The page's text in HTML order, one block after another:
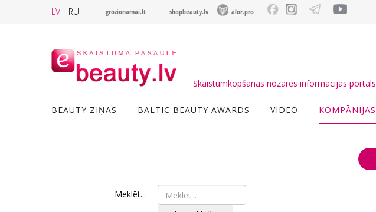
LV RU grozionamai.lt shopbeauty.lv alor.pro
Skaistumkopšanas nozares informācijas portāls
BEAUTY ZIŅAS BALTIC BEAUTY AWARDS VIDEO KOMPĀNIJAS
Meklēt...